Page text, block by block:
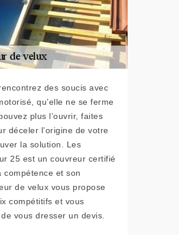
des soucis avec
qu’elle ne se ferme
plus l’ouvrir, faites
déceler l’origine de votre
la solution. Les
25 est un couvreur certifié
compétence et son
de velux vous propose
compétitifs et vous
vous dresser un devis.